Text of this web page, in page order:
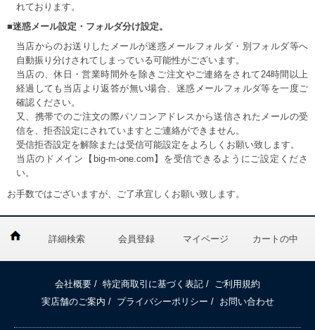
れております。
■迷惑メール設定・フォルダ分け設定。
当店からのお送りしたメールが迷惑メールフォルダ・別フォルダ等へ
自動振り分けされてしまっている可能性がございます。
当店の、休日・営業時間外を除きご注文やご連絡をされて24時間以上
経過しても当店より返答が無い場合、迷惑メールフォルダ等を一度ご
確認ください。
又、携帯でのご注文の際パソコンアドレスから送信されたメールの受
信を、拒否設定にされていますとご連絡ができません。
受信拒否設定を解除または受信可能設定をよろしくお願い致します。
当店のドメイン【big-m-one.com】を受信できるようにご設定くださ
い。
お手数ではございますが、ご了承宜しくお願い致します。
詳細検索 会員登録 マイページ カートの中
会社概要 / 特定商取引に基づく表記 /
ご利用規約
実店舗のご案内 / プライバシーポリシー / お問い合わせ